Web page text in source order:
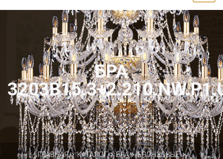
БРА
ГЛАВНАЯ КАТАЛОГ БРА
БРОНЗОВЫЕ